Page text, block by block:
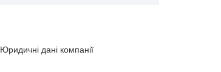
Юридичні дані компанії